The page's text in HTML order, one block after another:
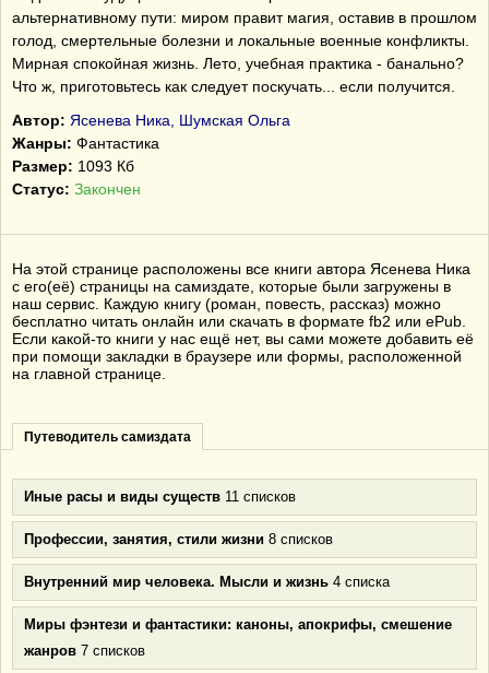
альтернативному пути: миром правит магия, оставив в прошлом
голод, смертельные болезни и локальные военные конфликты.
Мирная спокойная жизнь. Лето, учебная практика - банально?
Что ж, приготовьтесь как следует поскучать... если получится.
Автор: Ясенева Ника, Шумская Ольга
Жанры: Фантастика
Размер: 1093 Кб
Статус: Закончен
На этой странице расположены все книги автора Ясенева Ника
с его(её) страницы на самиздате, которые были загружены в
наш сервис. Каждую книгу (роман, повесть, рассказ) можно
бесплатно читать онлайн или скачать в формате fb2 или ePub.
Если какой-то книги у нас ещё нет, вы сами можете добавить её
при помощи закладки в браузере или формы, расположенной
на главной странице.
Путеводитель самиздата
Иные расы и виды существ 11 списков
Профессии, занятия, стили жизни 8 списков
Внутренний мир человека. Мысли и жизнь 4 списка
Миры фэнтези и фантастики: каноны, апокрифы, смешение
жанров 7 списков